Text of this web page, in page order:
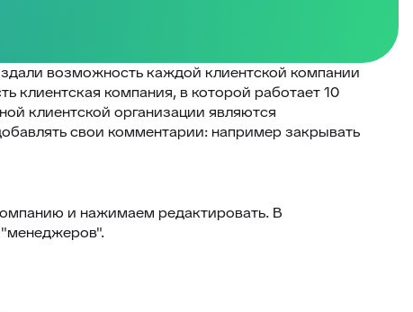
возможность каждой клиентской компании
клиентская компания, в которой работает 10
клиентской организации являются
свои комментарии: например закрывать
и нажимаем редактировать. В
"менеджеров".